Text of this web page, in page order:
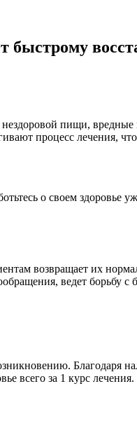
быстрому
пищи,
процесс лечения,
о своем здоровье
возвращает их
ведет борьбу
Благодаря
всего за 1 курс лечения.